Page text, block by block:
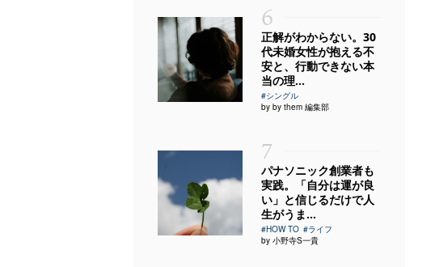
6
正解がわからない。30
代未婚女性が抱える不
安と、行動できない本
当の理...
#シングル
by by them 編集部
7
パナソニック創業者も
実践。「自分は運が良
い」と信じるだけで人
生がうま...
#HOW TO #ライフ
by 小野寺S一貴